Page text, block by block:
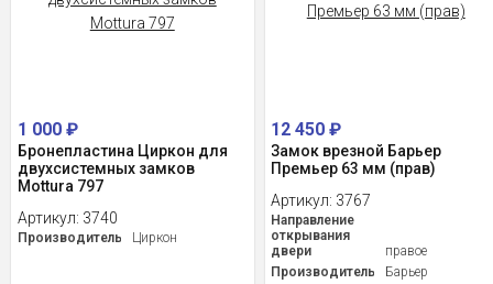
1 000 ₽
Бронепластина Циркон для
двухсистемных замков
Mottura 797
Артикул: 3740
Производитель Циркон
12 450₽
Замок врезной Барьер
Премьер 63 мм (прав)
Артикул: 3767
Направление
открывания
двери
правое
Производитель
Барьер